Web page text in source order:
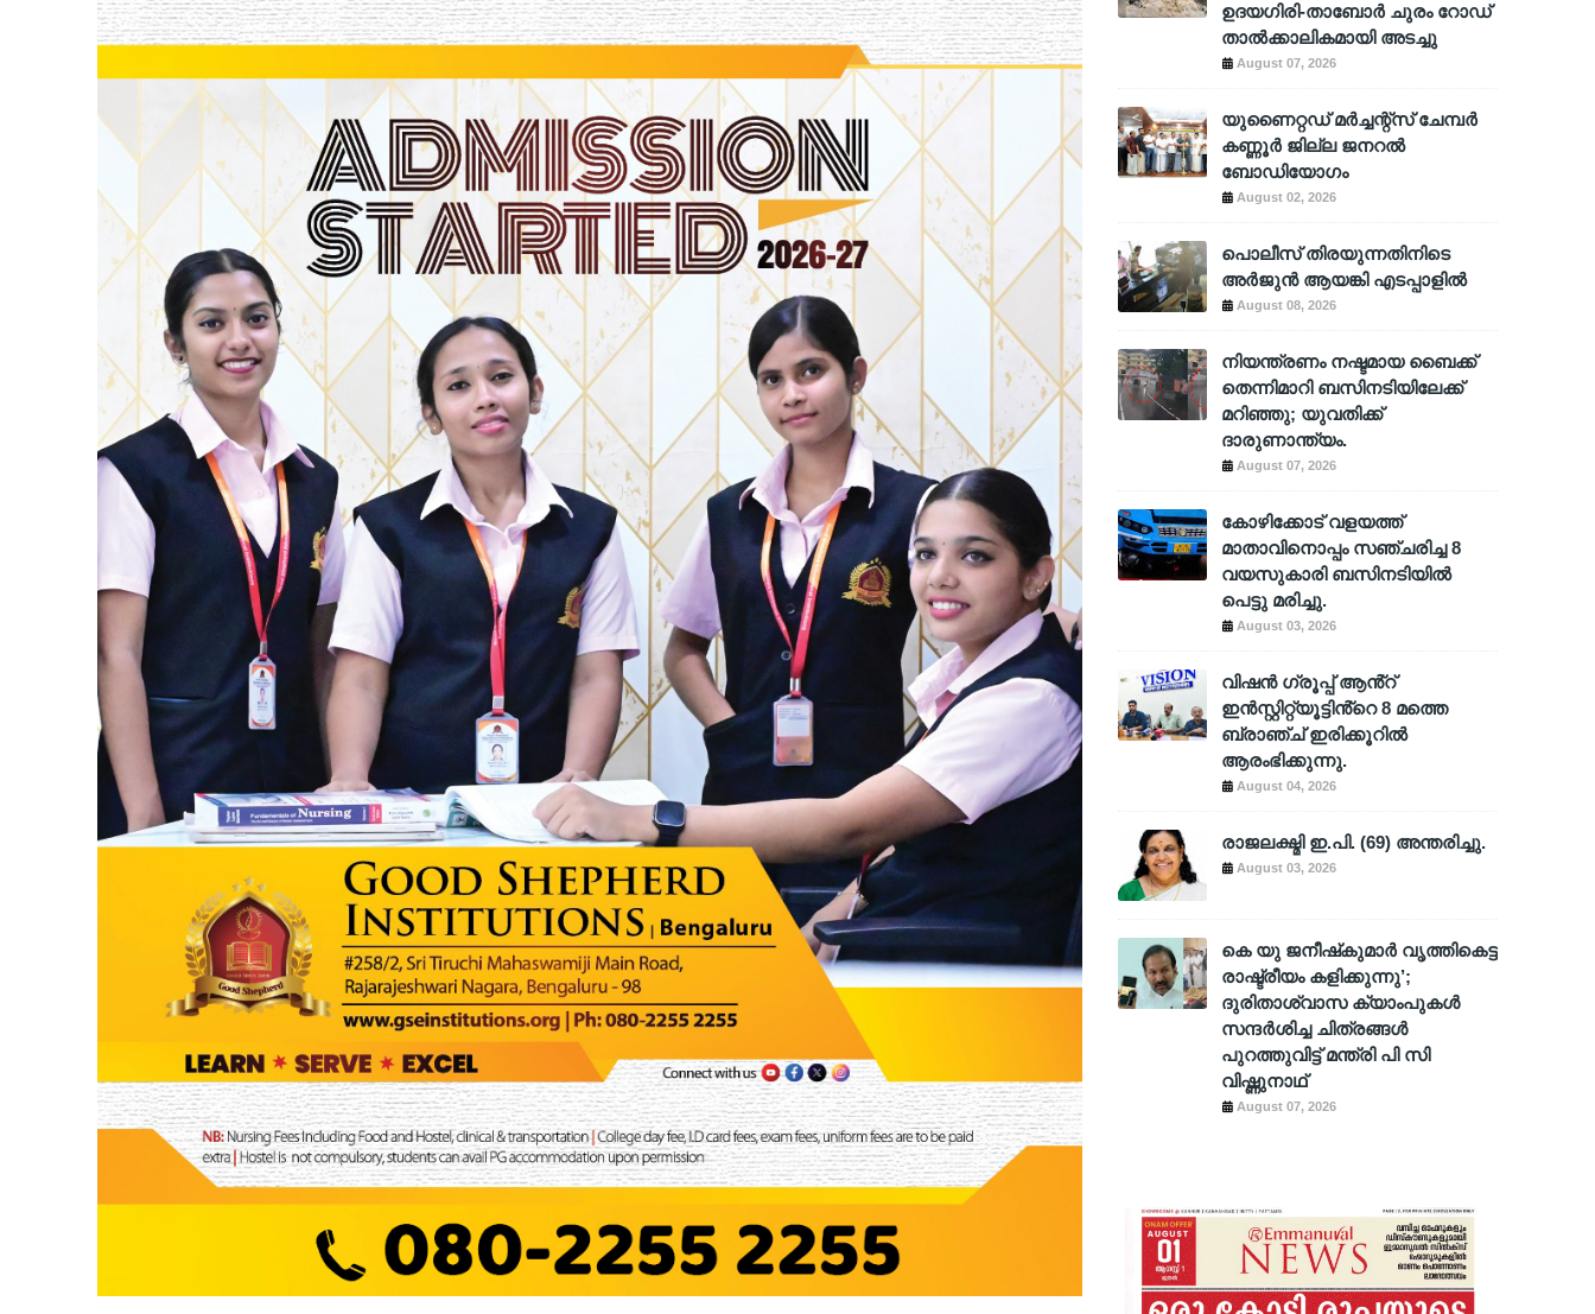
ഉദയഗിരി-താബോർ ചുരം റോഡ്
താൽക്കാലികമായി അടച്ചു
August 07, 2026
യുണൈറ്റഡ് മർച്ചന്റ്സ് ചേമ്പർ
കണ്ണൂർ ജില്ല ജനറൽ
ബോഡിയോഗം
August 02, 2026
പൊലീസ് തിരയുന്നതിനിടെ
അര്‍ജുന്‍ ആയങ്കി എടപ്പാളില്‍
August 08, 2026
നിയന്ത്രണം നഷ്ടമായ ബൈക്ക്
തെന്നിമാറി ബസിനടിയിലേക്ക്
മറിഞ്ഞു; യുവതിക്ക്
ദാരുണാന്ത്യം.
August 07, 2026
കോഴിക്കോട് വളയത്ത്
മാതാവിനൊപ്പം സഞ്ചരിച്ച 8
വയസുകാരി ബസിനടിയിൽ
പെട്ടു മരിച്ചു.
August 03, 2026
വിഷൻ ഗ്രൂപ്പ് ആൻ്റ്
ഇൻസ്റ്റിറ്റ്യൂട്ടിൻ്റെ 8 മത്തെ
ബ്രാഞ്ച് ഇരിക്കൂറിൽ
ആരംഭിക്കുന്നു.
August 04, 2026
രാജലക്ഷ്മി ഇ.പി. (69) അന്തരിച്ചു.
August 03, 2026
കെ യു ജനീഷ്‌കുമാര്‍ വൃത്തികെട്ട
രാഷ്ട്രീയം കളിക്കുന്നു’;
ദുരിതാശ്വാസ ക്യാംപുകള്‍
സന്ദര്‍ശിച്ച ചിത്രങ്ങള്‍
പുറത്തുവിട്ട് മന്ത്രി പി സി
വിഷ്ണുനാഥ്
August 07, 2026